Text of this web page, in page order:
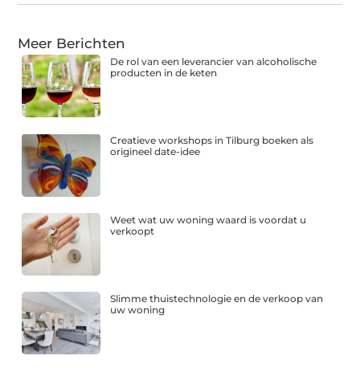
Meer Berichten
De rol van een leverancier van alcoholische
producten in de keten
Creatieve workshops in Tilburg boeken als
origineel date-idee
Weet wat uw woning waard is voordat u
verkoopt
Slimme thuistechnologie en de verkoop van
uw woning